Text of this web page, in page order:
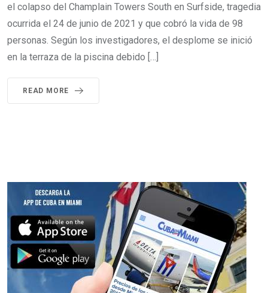
el colapso del Champlain Towers South en Surfside, tragedia
ocurrida el 24 de junio de 2021 y que cobró la vida de 98
personas. Según los investigadores, el desplome se inició
en la terraza de la piscina debido […]
READ MORE